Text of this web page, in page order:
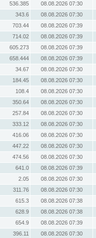
536.385
08.08.2026 07:30
343.6
08.08.2026 07:30
703.44
08.08.2026 07:39
714.02
08.08.2026 07:39
605.273
08.08.2026 07:39
658.444
08.08.2026 07:39
34.67
08.08.2026 07:30
184.45
08.08.2026 07:30
108.4
08.08.2026 07:30
350.64
08.08.2026 07:30
257.84
08.08.2026 07:30
333.12
08.08.2026 07:30
416.06
08.08.2026 07:30
447.22
08.08.2026 07:30
474.56
08.08.2026 07:30
641.0
08.08.2026 07:39
2.05
08.08.2026 07:30
311.76
08.08.2026 07:30
615.3
08.08.2026 07:38
628.9
08.08.2026 07:38
654.9
08.08.2026 07:39
396.11 08.08.2026 07:30